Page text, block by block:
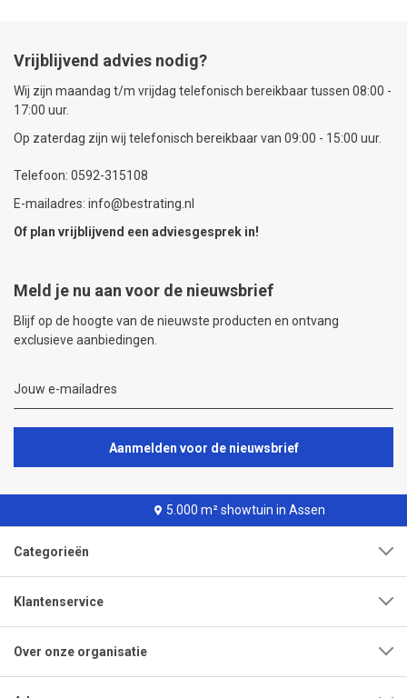
Vrijblijvend advies nodig?
Wij zijn maandag t/m vrijdag telefonisch bereikbaar tussen 08:00 -
17:00 uur.
Op zaterdag zijn wij telefonisch bereikbaar van 09:00 - 15:00 uur.
Telefoon: 0592-315108
E-mailadres: info@bestrating.nl
Of plan vrijblijvend een adviesgesprek in!
Meld je nu aan voor de nieuwsbrief
Blijf op de hoogte van de nieuwste producten en ontvang
exclusieve aanbiedingen.
Aanmelden voor de nieuwsbrief
5.000 m² showtuin in Assen
Categorieën
Klantenservice
Over onze organisatie